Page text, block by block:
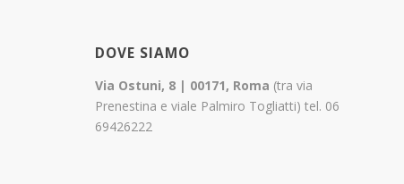
DOVE SIAMO
Via Ostuni, 8 | 00171, Roma (tra via
Prenestina e viale Palmiro Togliatti) tel. 06
69426222